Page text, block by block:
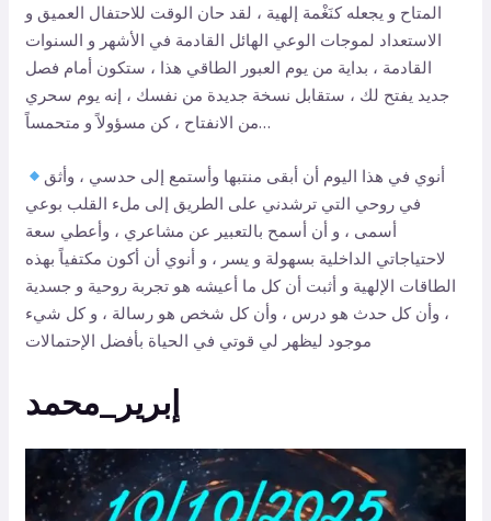
المتاح و يجعله كنَغْمة إلهية ، لقد حان الوقت للاحتفال العميق و
الاستعداد لموجات الوعي الهائل القادمة في الأشهر و السنوات
القادمة ، بداية من يوم العبور الطاقي هذا ، ستكون أمام فصل
جديد يفتح لك ، ستقابل نسخة جديدة من نفسك ، إنه يوم سحري
من الانفتاح ، كن مسؤولاً و متحمساً…
أنوي في هذا اليوم أن أبقى منتبها وأستمع إلى حدسي ، وأثق
في روحي التي ترشدني على الطريق إلى ملء القلب بوعي
أسمى ، و أن أسمح بالتعبير عن مشاعري ، وأعطي سعة
لاحتياجاتي الداخلية بسهولة و يسر ، و أنوي أن أكون مكتفياً بهذه
الطاقات الإلهية و أثبت أن كل ما أعيشه هو تجربة روحية و جسدية
، وأن كل حدث هو درس ، وأن كل شخص هو رسالة ، و كل شيء
موجود ليظهر لي قوتي في الحياة بأفضل الإحتمالات
إبرير_محمد